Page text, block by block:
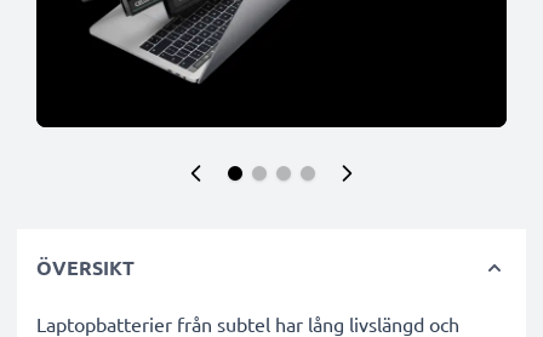
ÖVERSIKT
Laptopbatterier från subtel har lång livslängd och